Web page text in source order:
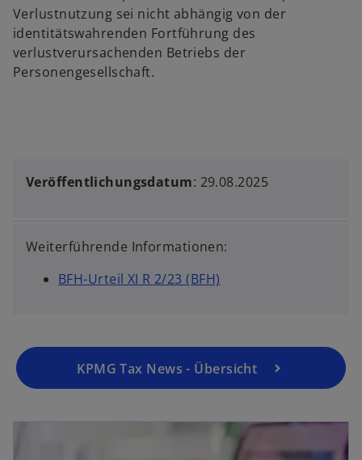
Verlustnutzung sei nicht abhängig von der
identitätswahrenden Fortführung des
verlustverursachenden Betriebs der
Personengesellschaft.
Veröffentlichungsdatum: 29.08.2025
Weiterführende Informationen:
BFH-Urteil XI R 2/23 (BFH)
KPMG Tax News - Übersicht